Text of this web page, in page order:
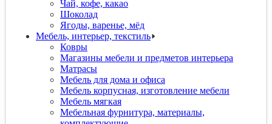
Чай, кофе, какао
Шоколад
Ягоды, варенье, мёд
Мебель, интерьер, текстиль
Ковры
Магазины мебели и предметов интерьера
Матрасы
Мебель для дома и офиса
Мебель корпусная, изготовление мебели
Мебель мягкая
Мебельная фурнитура, материалы,